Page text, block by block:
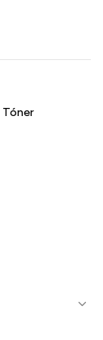
Tóner